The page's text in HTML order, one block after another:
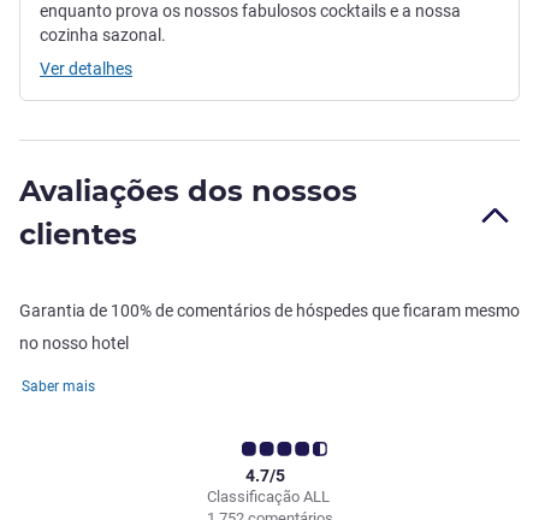
enquanto prova os nossos fabulosos cocktails e a nossa
cozinha sazonal.
Ver detalhes
Avaliações dos nossos
clientes
Garantia de 100% de comentários de hóspedes que ficaram mesmo
no nosso hotel
Saber mais
Classificação ALL
4.7/5